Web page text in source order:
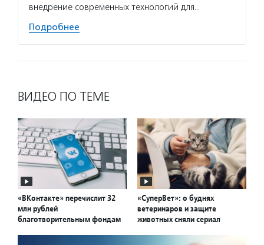
внедрение современных технологий для…
Подробнее
ВИДЕО ПО ТЕМЕ
«ВКонтакте» перечислит 32
млн рублей
благотворительным фондам
«СуперВет»: о буднях
ветеринаров и защите
животных сняли сериал